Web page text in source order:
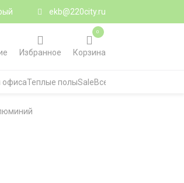
ekb@220city.ru
Избранное Корзина
0
офисаТеплые полыSaleВсе категории